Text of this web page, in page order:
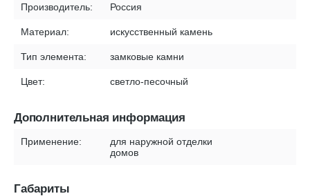
Производитель: Россия
Материал: искусственный камень
Тип элемента: замковые камни
Цвет: светло-песочный
Дополнительная информация
Применение:
для наружной отделки
домов
Габариты